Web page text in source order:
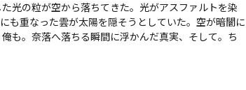
光の粒が空から落ちてきた。光がアスファルトを染
も重なった雲が太陽を隠そうとしていた。空が暗闇に
も。奈落へ落ちる瞬間に浮かんだ真実、そして。――ち